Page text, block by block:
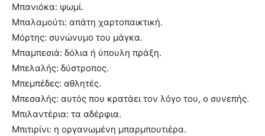
Μπανιόκα: ψωμί.
Μπαλαμούτι: απάτη χαρτοπαικτική.
Μόρτης: συνώνυμο του μάγκα.
Μπαμπεσιά: δόλια ή ύπουλη πράξη.
Μπελαλής: δύστροπος.
Μπεμπέδες: αθλητές.
Μπεσαλής: αυτός που κρατάει τον λόγο του, ο συνεπής.
Μπιλαντέρια: τα αδέρφια.
Μπιτιρίνι: η οργανωμένη μπαρμπουτιέρα.